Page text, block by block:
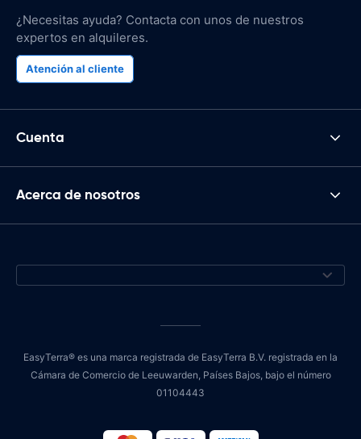
¿Necesitas ayuda? Contacta con unos de nuestros
expertos en alquileres.
Atención al cliente
Cuenta
Acerca de nosotros
EasyTerra® es una marca registrada de EasyTerra B.V. registrada en la
Cámara de Comercio de Leeuwarden, Países Bajos, bajo el número
01104443